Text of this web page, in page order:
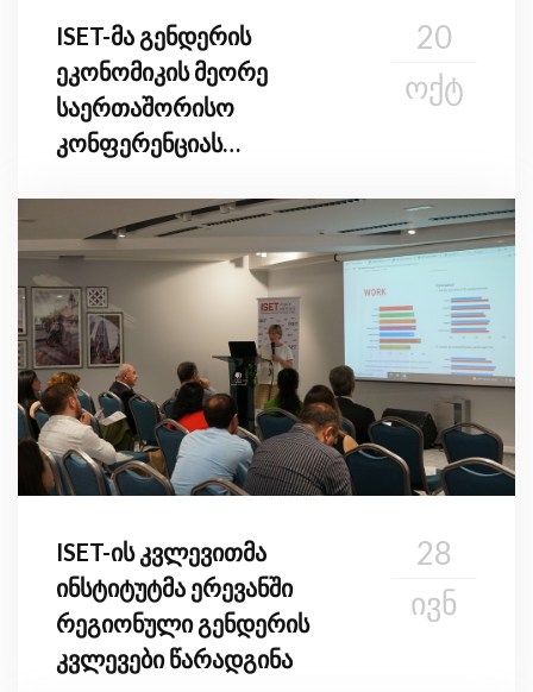
ISET-მა გენდერის
ეკონომიკის მეორე
საერთაშორისო
კონფერენციას
20
ᲝᲥᲢ
ISET-ის კვლევითმა
ინსტიტუტმა ერევანში
რეგიონული გენდერის
კვლევები წარადგინა
28
ᲘᲕᲜ